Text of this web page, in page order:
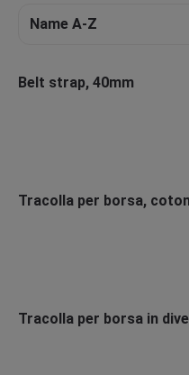
Belt strap, 40mm
Tracolla per borsa,
Tracolla per borsa in